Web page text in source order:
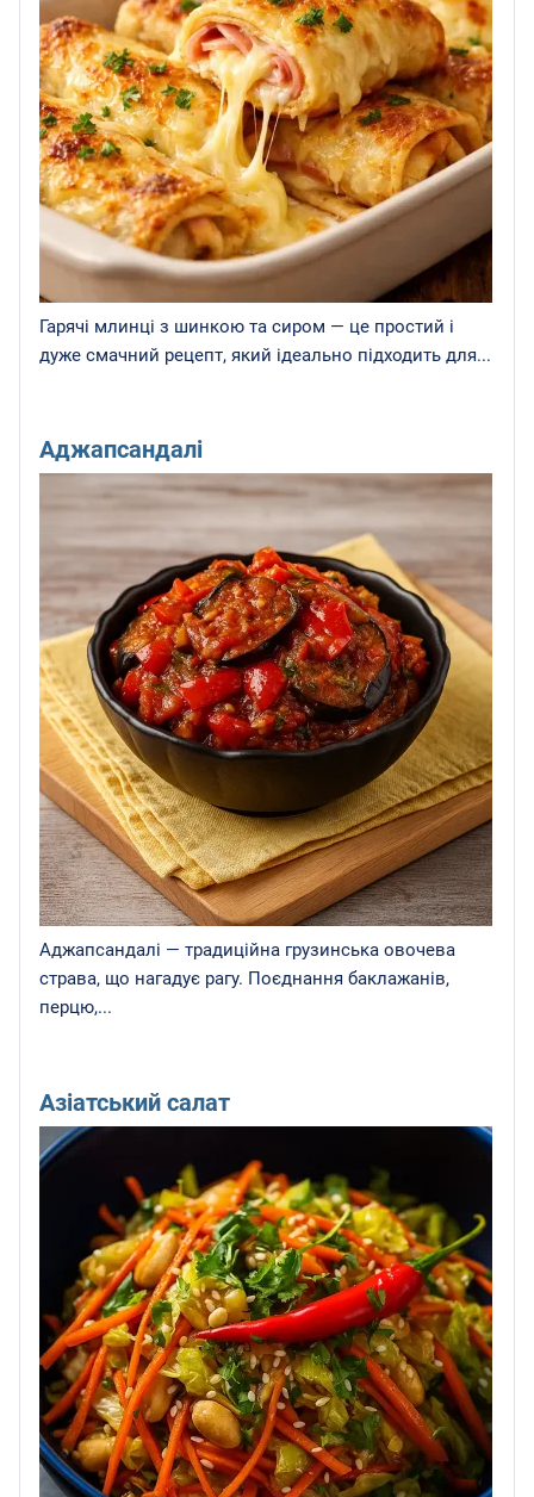
Гарячі млинці з шинкою та сиром — це простий і
дуже смачний рецепт, який ідеально підходить для...
Аджапсандалі
Аджапсандалі — традиційна грузинська овочева
страва, що нагадує рагу. Поєднання баклажанів,
перцю,...
Азіатський салат